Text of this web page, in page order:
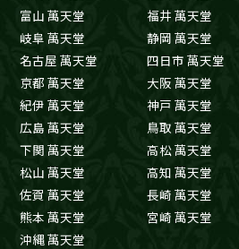
富山 萬天堂
福井 萬天堂
岐阜 萬天堂
静岡 萬天堂
名古屋 萬天堂
四日市 萬天堂
京都 萬天堂
大阪 萬天堂
紀伊 萬天堂
神戸 萬天堂
広島 萬天堂
鳥取 萬天堂
下関 萬天堂
高松 萬天堂
松山 萬天堂
高知 萬天堂
佐賀 萬天堂
長崎 萬天堂
熊本 萬天堂
宮崎 萬天堂
沖縄 萬天堂